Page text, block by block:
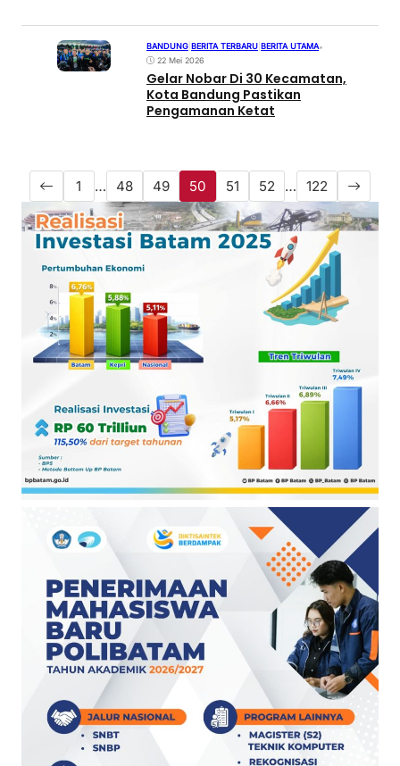
BANDUNG BERITA TERBARU BERITA UTAMA•
22 Mei 2026
Gelar Nobar Di 30 Kecamatan,
Kota Bandung Pastikan
Pengamanan Ketat
1 … 48 49 50 51 52 … 122